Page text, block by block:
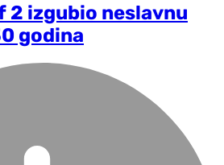
2 izgubio neslavnu
godina